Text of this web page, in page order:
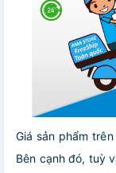
Giá sản phẩm
Bên cạnh đó, tuỳ